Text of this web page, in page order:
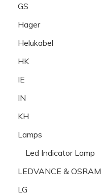
GS
Hager
Helukabel
HK
IE
IN
KH
Lamps
Led Indicator Lamp
LEDVANCE & OSRAM
LG